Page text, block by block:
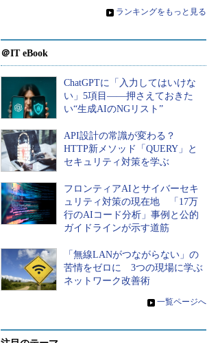
» ランキングをもっと見る
＠IT eBook
ChatGPTに「入力してはいけな
い」5項目――押さえておきた
い“生成AIのNGリスト”
API設計の常識が変わる？
HTTP新メソッド「QUERY」と
セキュリティ対策を学ぶ
フロンティアAIとサイバーセキ
ュリティ対策の現在地 「17万
行のAIコード分析」事例と公的
ガイドラインが示す道筋
「無線LANがつながらない」の
苦情をゼロに 3つの現場に学ぶ
ネットワーク改善術
» 一覧ページへ